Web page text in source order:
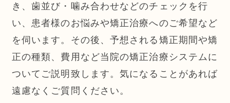
き、歯並び・噛み合わせなどのチェックを行
い、患者様のお悩みや矯正治療へのご希望など
を伺います。その後、予想される矯正期間や矯
正の種類、費用など当院の矯正治療システムに
ついてご説明致します。気になることがあれば
遠慮なくご質問ください。